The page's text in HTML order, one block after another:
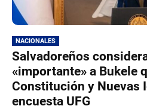
NACIONALES
Salvadoreños
«importante» a Bukele
Constitución y Nuevas
encuesta UFG